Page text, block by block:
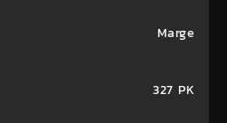
Marge
327 PK